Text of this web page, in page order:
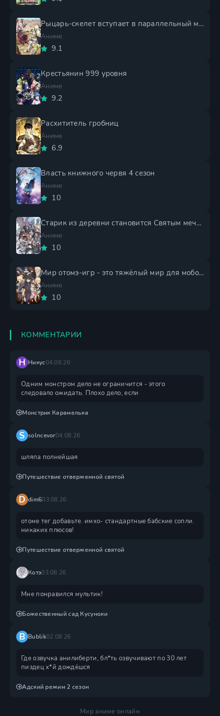
Рыцарь-скелет вступает в параллельный мир 2 сезон
Аниме
9.1
Крестьянин 999 уровня
Аниме
9.2
Расхититель гробниц
Аниме
6.9
Власть книжного червя 4 сезон
Аниме
10
Старик из деревни становится Святым мечом 2 сезон
Аниме
10
Мир отомэ-игр - это тяжёлый мир для мобов 2 сезон
Аниме
10
КОММЕНТАРИИ
Н Никус04.08.26
Одним монстром дело не ограничится - этого
следовало ожидать. Плохо дело, если
Монстрик Карамелька
S solncevor04.08.26
шляпа полнейшая
Путешествие отверженной святой
D dim603.08.26
отоме тег добавьте. имхо- стандартные бабские сопли.
никаких плюсов!
Путешествие отверженной святой
Котэ03.08.26
Мне понравился мультик!
Божественный сад Кусуноки
B Bublik02.08.26
Где озвучка анилиберти, бл*ть озвучивают по 30 лет
пиздец х*й дождëшся
Адский режим 2 сезон
Мир аниме онлайн